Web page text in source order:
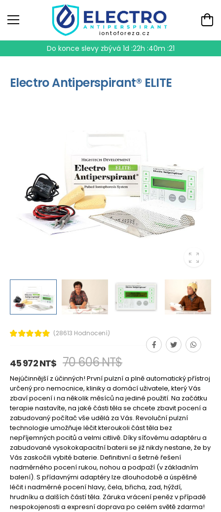
iontoforeza.cz
Do konce slevy zbývá 1d :22h :40m :20
Electro Antiperspirant® ELITE
(28613 Hodnocení)
45 972 NT$ 70 606 NT$
Nejúčinnější z účinných! První pulzní a plně automatický přístroj
určený pro nemocnice, kliniky a domácí uživatele, který Vás
zbaví pocení i na několik měsíců na jediné použití. Na začátku
terapie nastavíte, na jaké části těla se chcete zbavit pocení a
zabudovaný počítač vše udělá za Vás. Revoluční pulzní
technologie umožňuje léčit kteroukoli část těla bez
nepříjemných pocitů a velmi citlivě. Díky síťovému adaptéru a
zabudované vysokokapacitní baterii se již nikdy nestane, že by
Vás zaskočili vybité baterie. Definitivní a šetrné řešení
nadměrného pocení rukou, nohou a podpaží (v základním
balení). S přídavnými adaptéry lze dlouhodobě a úspěšně
léčit i nadměrné pocení hlavy, čela, břicha, zad, hýždí,
hrudníku a dalších částí těla. Záruka vrácení peněz v případě
nespokojenosti a expresní doprava po celém světě zdarma!